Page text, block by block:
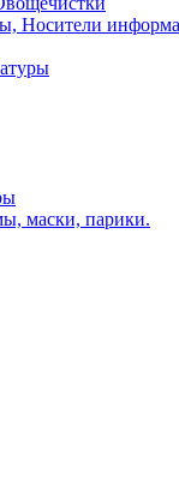
Носители
маски, парики.